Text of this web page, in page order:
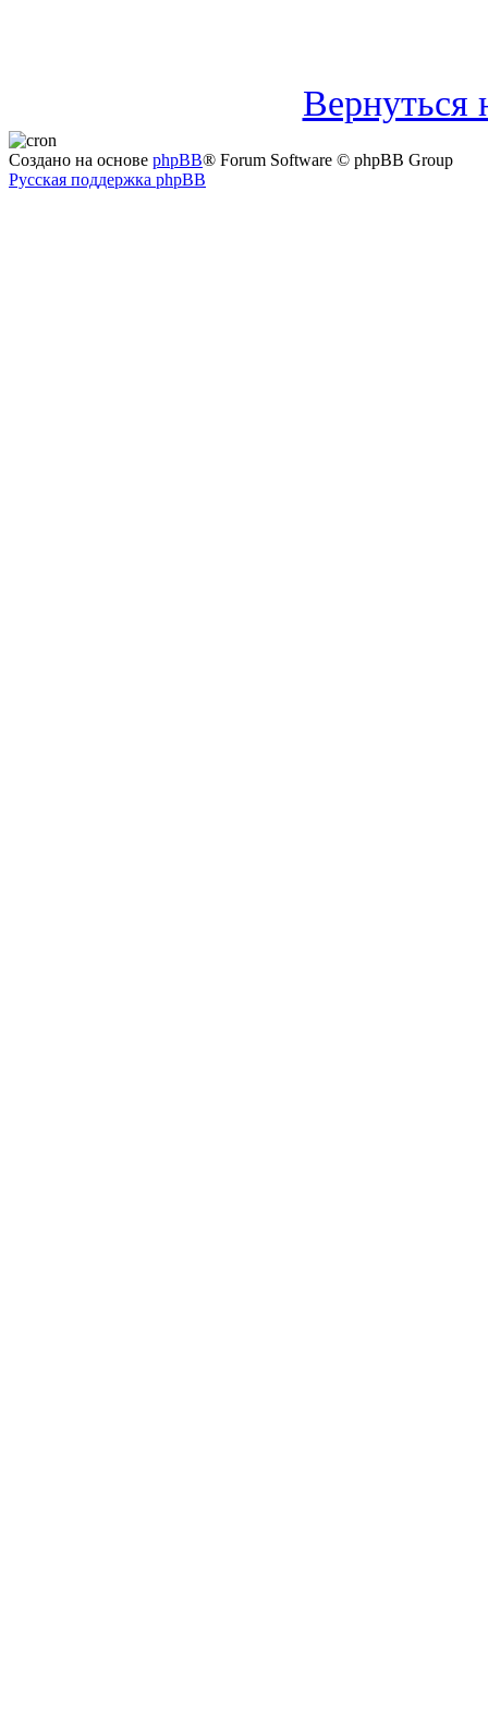
Вернуться
Создано на основе phpBB® Forum Software © phpBB Group
Русская поддержка phpBB